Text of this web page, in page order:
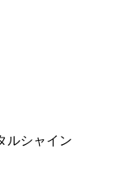
ルシャイン